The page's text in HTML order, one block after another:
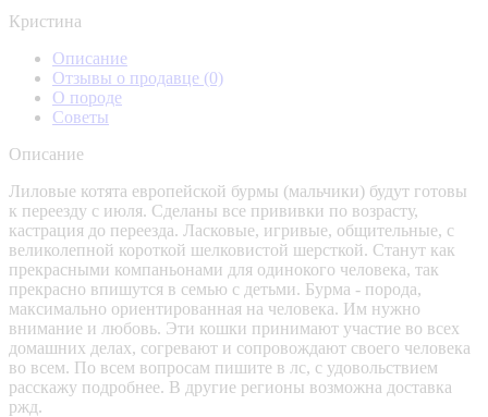
Кристина
Описание
Отзывы о продавце (0)
О породе
Советы
Описание
Лиловые котята европейской бурмы (мальчики) будут готовы
к переезду с июля. Сделаны все прививки по возрасту,
кастрация до переезда. Ласковые, игривые, общительные, с
великолепной короткой шелковистой шерсткой. Станут как
прекрасными компаньонами для одинокого человека, так
прекрасно впишутся в семью с детьми. Бурма - порода,
максимально ориентированная на человека. Им нужно
внимание и любовь. Эти кошки принимают участие во всех
домашних делах, согревают и сопровождают своего человека
во всем. По всем вопросам пишите в лс, с удовольствием
расскажу подробнее. В другие регионы возможна доставка
ржд.